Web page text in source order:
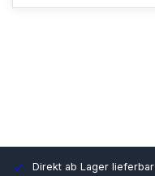
Direkt ab Lager lieferbar